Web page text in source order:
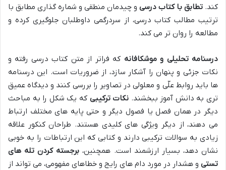
کند. تطابق با کتاب درسی و چیدمان منطقی و شماره گذاری مطابق با
ترتیب مطالب کتاب درسی، از سردرگمی داوطلبان جلوگیری کرده و
مطالعه را روان تر می کند.
درسنامه تحلیلی و موشکافانه که فراتر از متن کتاب درسی رفته و
نکات جزئی و پنهان را آشکار سازد، از ضروریات است. این درسنامه
ها باید روابط علّی و معلولی در تصاویر را بررسی کنند و دیدگاه عمیق
تری به دانش آموز ببخشند. نکات ترکیبی که یک شکل را به مباحث
دیگر در همان فصل یا فصول دیگر و حتی پایه های مختلف ارتباط
می دهند، از دیگر ویژگی های کلیدی هستند. طراحان کنکور علاقه
زیادی به سوالات ترکیبی دارند و کتابی که این ارتباطات را به خوبی
نشان دهد، بسیار ارزشمند است. همچنین، برجسته کردن تله های
تستی و هشدار در مورد دام های رایج و خطاهای مفهومی، می تواند از